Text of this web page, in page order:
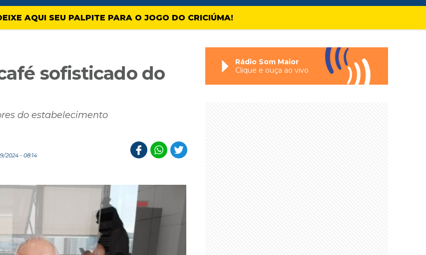
AQUI SEU PALPITE PARA O JOGO DO CRICIÚMA!
sofisticado do
do estabelecimento
2024 - 08:14
Rádio Som Maior
Clique e ouça ao vivo